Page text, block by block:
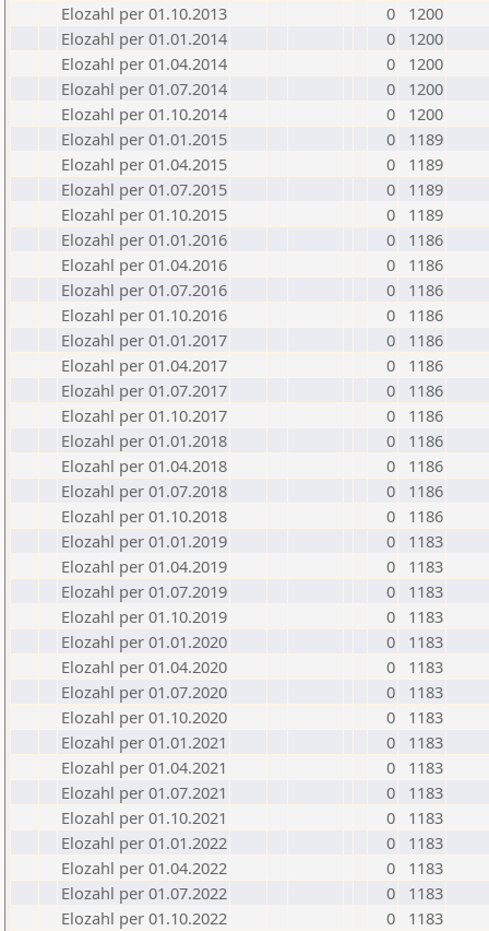
Elozahl per 01.10.2013
0
1200
Elozahl per 01.01.2014
0
1200
Elozahl per 01.04.2014
0
1200
Elozahl per 01.07.2014
0
1200
Elozahl per 01.10.2014
0
1200
Elozahl per 01.01.2015
0
1189
Elozahl per 01.04.2015
0
1189
Elozahl per 01.07.2015
0
1189
Elozahl per 01.10.2015
0
1189
Elozahl per 01.01.2016
0
1186
Elozahl per 01.04.2016
0
1186
Elozahl per 01.07.2016
0
1186
Elozahl per 01.10.2016
0
1186
Elozahl per 01.01.2017
0
1186
Elozahl per 01.04.2017
0
1186
Elozahl per 01.07.2017
0
1186
Elozahl per 01.10.2017
0
1186
Elozahl per 01.01.2018
0
1186
Elozahl per 01.04.2018
0
1186
Elozahl per 01.07.2018
0
1186
Elozahl per 01.10.2018
0
1186
Elozahl per 01.01.2019
0
1183
Elozahl per 01.04.2019
0
1183
Elozahl per 01.07.2019
0
1183
Elozahl per 01.10.2019
0
1183
Elozahl per 01.01.2020
0
1183
Elozahl per 01.04.2020
0
1183
Elozahl per 01.07.2020
0
1183
Elozahl per 01.10.2020
0
1183
Elozahl per 01.01.2021
0
1183
Elozahl per 01.04.2021
0
1183
Elozahl per 01.07.2021
0
1183
Elozahl per 01.10.2021
0
1183
Elozahl per 01.01.2022
0
1183
Elozahl per 01.04.2022
0
1183
Elozahl per 01.07.2022
0
1183
Elozahl per 01.10.2022
0
1183